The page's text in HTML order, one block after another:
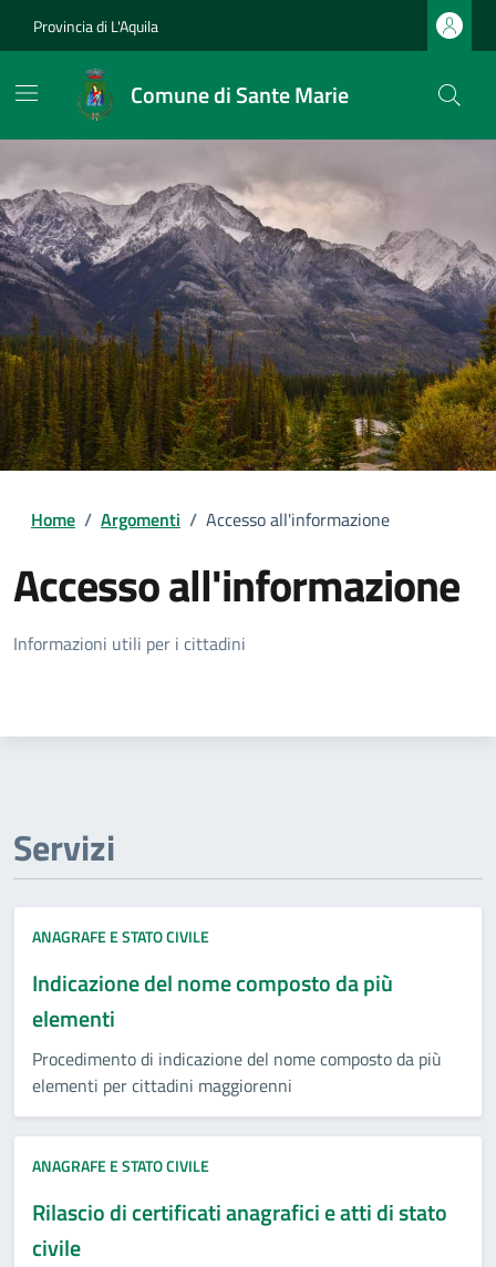
Provincia di L'Aquila
Comune di Sante Marie
Home / Argomenti / Accesso all'informazione
Accesso all'informazione
Dettagli della notizia
Informazioni utili per i cittadini
Servizi
ANAGRAFE E STATO CIVILE
Indicazione del nome composto da più
elementi
Procedimento di indicazione del nome composto da più
elementi per cittadini maggiorenni
ANAGRAFE E STATO CIVILE
Rilascio di certificati anagrafici e atti di stato
civile